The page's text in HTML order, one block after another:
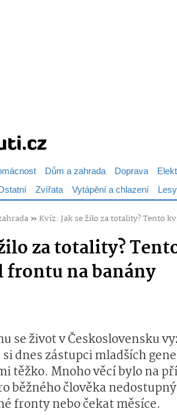
Dům a zahrada Doprava
Zvířata Vytápění a chlazení Lesy
»Kvíz: Jak se žilo za totality? Tento
za totality?
frontu na banány
se život v Československu
dnes zástupci mladších
těžko. Mnoho věcí bylo na
běžného člověka
fronty nebo čekat měsíce.